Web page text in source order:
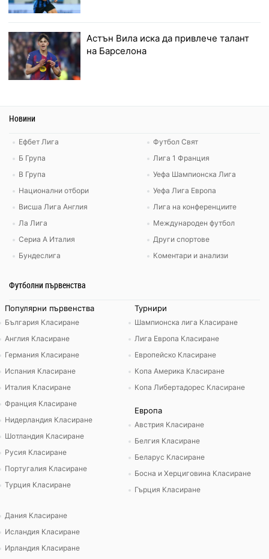
Астън Вила иска да привлече талант
на Барселона
Новини
Ефбет Лига
Б Група
В Група
Национални отбори
Висша Лига Англия
Ла Лига
Сериа А Италия
Бундеслига
Футбол Свят
Лига 1 Франция
Уефа Шампионска Лига
Уефа Лига Европа
Лига на конференциите
Международен футбол
Други спортове
Коментари и анализи
Футболни първенства
Популярни първенства
България Класиране
Англия Класиране
Германия Класиране
Испания Класиране
Италия Класиране
Франция Класиране
Нидерландия Класиране
Шотландия Класиране
Русия Класиране
Португалия Класиране
Турция Класиране
Турнири
Шампионска лига Класиране
Лига Европа Класиране
Европейско Класиране
Копа Америка Класиране
Копа Либертадорес Класиране
Европа
Австрия Класиране
Белгия Класиране
Беларус Класиране
Босна и Херциговина Класиране
Гърция Класиране
Дания Класиране
Исландия Класиране
Ирландия Класиране